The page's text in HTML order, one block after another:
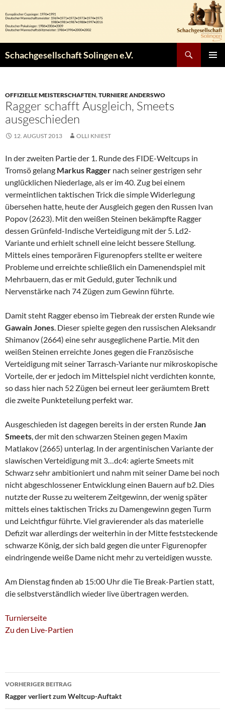
Inhalt
springen
Schachgesellschaft Solingen e.V.
OFFIZIELLE MEISTERSCHAFTEN,TURNIERE ANDERSWO
Ragger schafft Ausgleich, Smeets
ausgeschieden
12. AUGUST 2013 OLLI KNIEST
In der zweiten Partie der 1. Runde des FIDE-Weltcups in
Tromsö gelang Markus Ragger nach seiner gestrigen sehr
unglücklichen Niederlage, als er im 40. Zug bei einem
vermeintlichen taktischen Trick die simple Widerlegung
übersehen hatte, heute der Ausgleich gegen den Russen Ivan
Popov (2623). Mit den weißen Steinen bekämpfte Ragger
dessen Grünfeld-Indische Verteidigung mit der 5. Ld2-
Variante und erhielt schnell eine leicht bessere Stellung.
Mittels eines temporären Figurenopfers stellte er weitere
Probleme und erreichte schließlich ein Damenendspiel mit
Mehrbauern, das er mit Geduld, guter Technik und
Nervenstärke nach 74 Zügen zum Gewinn führte.
Damit steht Ragger ebenso im Tiebreak der ersten Runde wie
Gawain Jones. Dieser spielte gegen den russischen Aleksandr
Shimanov (2664) eine sehr ausgeglichene Partie. Mit den
weißen Steinen erreichte Jones gegen die Französische
Verteidigung mit seiner Tarrasch-Variante nur mikroskopische
Vorteile, der er jedoch im Mittelspiel nicht verdichten konnte,
so dass hier nach 52 Zügen bei erneut leer geräumtem Brett
die zweite Punkteteilung perfekt war.
Ausgeschieden ist dagegen bereits in der ersten RundeJan
Smeets, der mit den schwarzen Steinen gegen Maxim
Matlakov (2665) unterlag. In der argentinischen Variante der
slawischen Verteidigung mit 3…dc4: agierte Smeets mit
Schwarz sehr ambitioniert und nahm mit seiner Dame bei noch
nicht abgeschlossener Entwicklung einen Bauern auf b2. Dies
nutzte der Russe zu weiterem Zeitgewinn, der wenig später
mittels eines taktischen Tricks zu Damengewinn gegen Turm
und Leichtfigur führte. Viel gravierender als das materielle
Defizit war allerdings der weiterhin in der Mitte feststeckende
schwarze König, der sich bald gegen die unter Figurenopfer
eindringende weiße Dame nicht mehr zu verteidigen wusste.
Am Dienstag finden ab 15:00 Uhr die Tie Break-Partien statt,
die selbstverständlich wieder live übertragen werden.
Turnierseite
Zu den Live-Partien
Beitragsnavigation
VORHERIGER BEITRAG
Ragger verliert zum Weltcup-Auftakt